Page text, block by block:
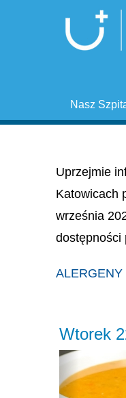
Nasz
Uprzejmie
Katowicach
września
dostępności
ALERGENY
Wtorek
Previous